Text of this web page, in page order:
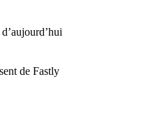
de Fastly